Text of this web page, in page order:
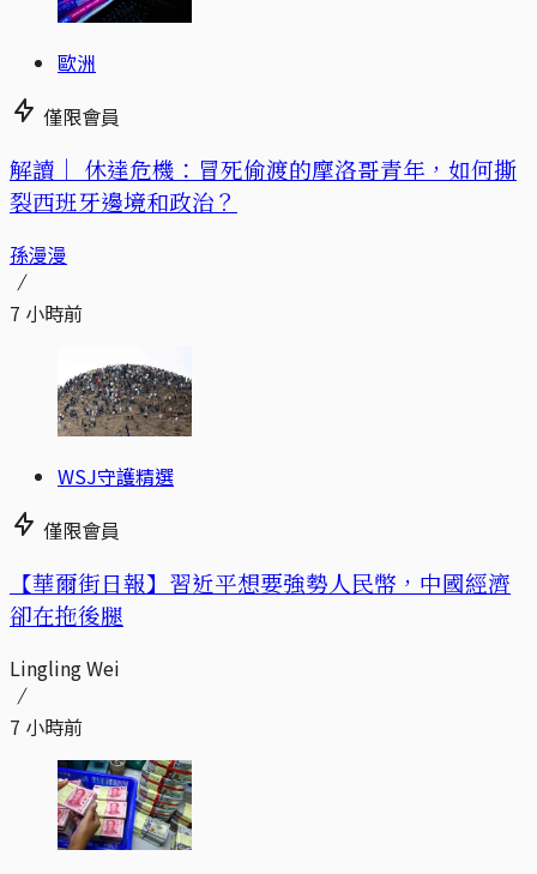
歐洲
僅限會員
解讀｜ 休達危機：冒死偷渡的摩洛哥青年，如何撕
裂西班牙邊境和政治？
孫漫漫
7 小時前
WSJ守護精選
僅限會員
【華爾街日報】習近平想要強勢人民幣，中國經濟
卻在拖後腿
Lingling Wei
7 小時前